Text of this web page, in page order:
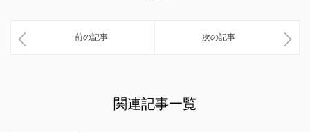
前の記事 次の記事
関連記事一覧